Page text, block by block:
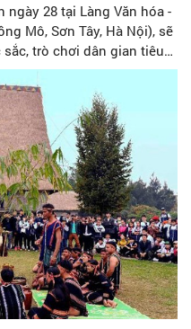
ngày 28 tại Làng Văn hóa -
Mô, Sơn Tây, Hà Nội), sẽ
trò chơi dân gian tiêu
năm mới và các loại sản
xen là hoạt động biểu
hấp dẫn.